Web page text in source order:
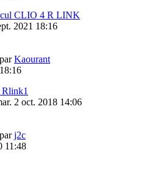
CLIO 4 R LINK
2021 18:16
parKaourant
2 oct. 2018 14:06
parj2c
11:48